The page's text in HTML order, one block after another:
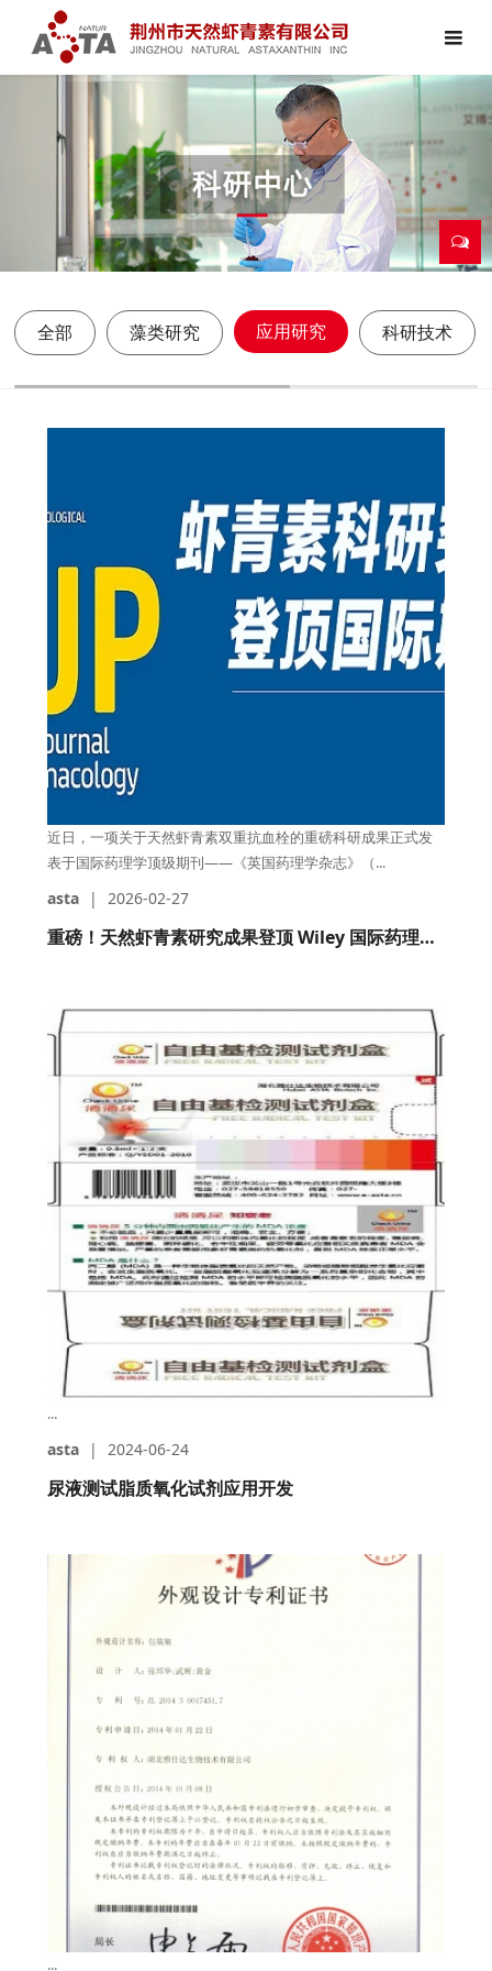
全部 藻类研究 应用研究 科研技术
近日，一项关于天然虾青素双重抗血栓的重磅科研成果正式发
表于国际药理学顶级期刊——《英国药理学杂志》（...
asta | 2026-02-27
重磅！天然虾青素研究成果登顶 Wiley 国际药理学期刊，揭示双重抗血栓新机制！
...
asta | 2024-06-24
尿液测试脂质氧化试剂应用开发
...